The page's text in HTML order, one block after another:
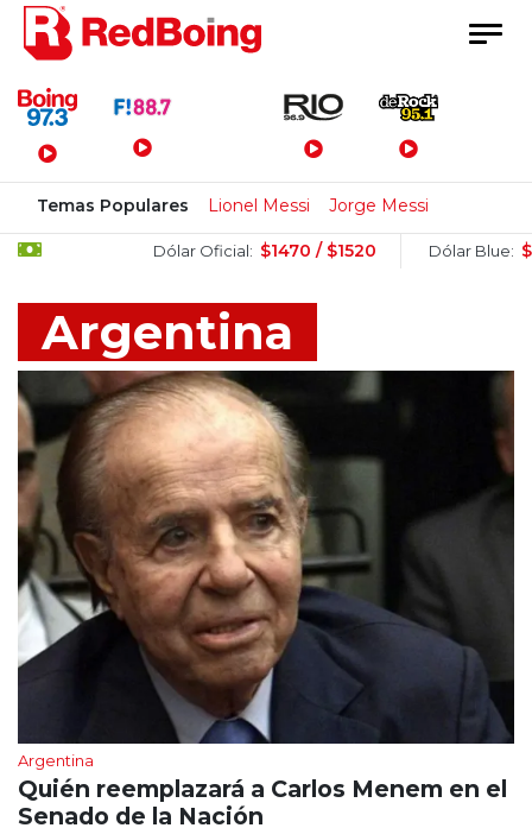
Menú Principal
Temas Populares Lionel Messi Jorge Messi
Dólar Oficial: $1470 / $1520 Dólar Blue: $1505 /
Argentina
Argentina
Quién reemplazará a Carlos Menem en el
Senado de la Nación